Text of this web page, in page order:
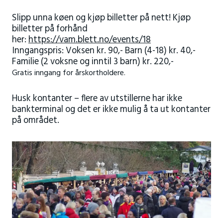
Slipp unna køen og kjøp billetter på nett! Kjøp
billetter på forhånd
her:https://vam.blett.no/events/18
Inngangspris: Voksen kr. 90,- Barn (4-18) kr. 40,-
Familie (2 voksne og inntil 3 barn) kr. 220,-
Gratis inngang for årskortholdere.
Husk kontanter – flere av utstillerne har ikke
bankterminal og det er ikke mulig å ta ut kontanter
på området.